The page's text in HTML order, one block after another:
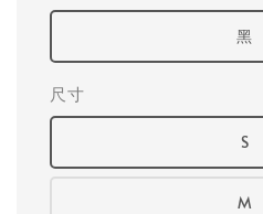
黑
尺寸
S
M